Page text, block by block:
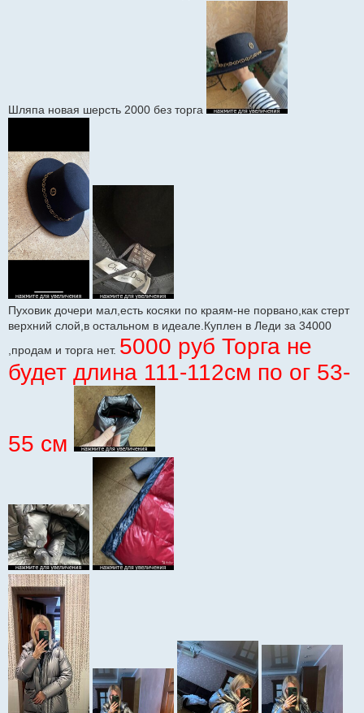
Шляпа новая шерсть 2000 без торга
Пуховик дочери мал,есть косяки по краям-не порвано,как стерт
верхний слой,в остальном в идеале.Куплен в Леди за 34000
,продам и торга нет. 5000 руб Торга не
будет длина 111-112см по ог 53-
55 см